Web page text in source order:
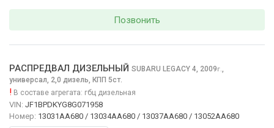
Позвонить
РАСПРЕДВАЛ ДИЗЕЛЬНЫЙ SUBARU LEGACY 4, 2009г.
универсал, 2,0 дизель, КПП 5ст.
! В составе агрегата: гбц дизельная
VIN: JF1BPDKYG8G071958
Номер: 13031AA680 / 13034AA680 / 13037AA680 / 13052AA680